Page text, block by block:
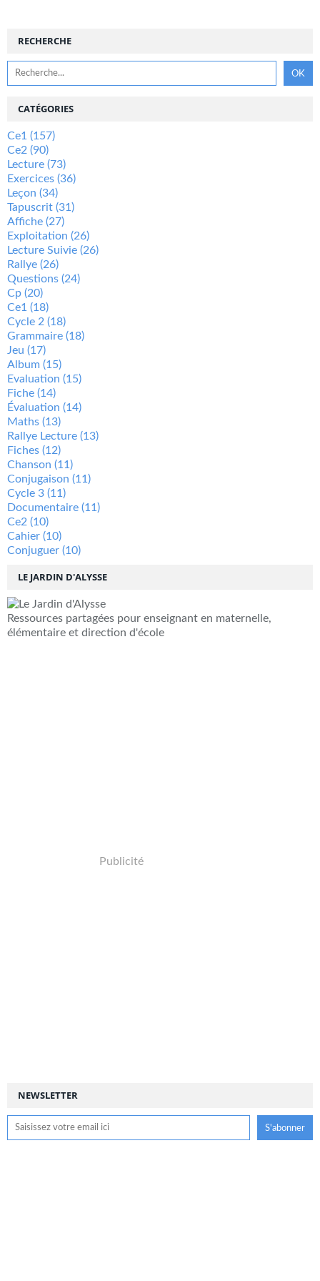
NEWSLETTER
RECHERCHE
LE JARDIN D'ALYSSE
Ressources partagées pour enseignant en maternelle,
élémentaire et direction d'école
Publicité
CATÉGORIES
Ce1 (157)
Ce2 (90)
Lecture (73)
Exercices (36)
Leçon (34)
Tapuscrit (31)
Affiche (27)
Exploitation (26)
Lecture Suivie (26)
Rallye (26)
Questions (24)
Cp (20)
Ce1 (18)
Cycle 2 (18)
Grammaire (18)
Jeu (17)
Album (15)
Evaluation (15)
Fiche (14)
Évaluation (14)
Maths (13)
Rallye Lecture (13)
Fiches (12)
Chanson (11)
Conjugaison (11)
Cycle 3 (11)
Documentaire (11)
Ce2 (10)
Cahier (10)
Conjuguer (10)